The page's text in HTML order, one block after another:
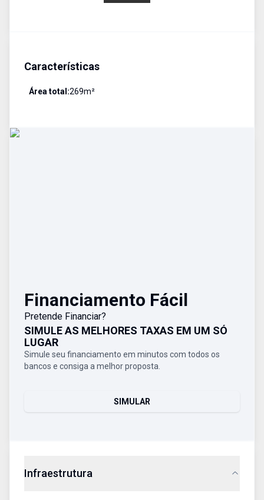
Características
Área total:269m²
Financiamento Fácil
Pretende Financiar?
SIMULE AS MELHORES TAXAS EM UM SÓ
LUGAR
Simule seu financiamento em minutos com todos os
bancos e consiga a melhor proposta.
SIMULAR
Infraestrutura